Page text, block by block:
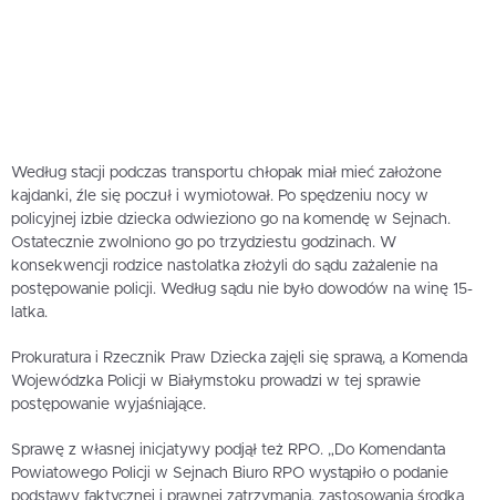
Według stacji podczas transportu chłopak miał mieć założone
kajdanki, źle się poczuł i wymiotował. Po spędzeniu nocy w
policyjnej izbie dziecka odwieziono go na komendę w Sejnach.
Ostatecznie zwolniono go po trzydziestu godzinach. W
konsekwencji rodzice nastolatka złożyli do sądu zażalenie na
postępowanie policji. Według sądu nie było dowodów na winę 15-
latka.
Prokuratura i Rzecznik Praw Dziecka zajęli się sprawą, a Komenda
Wojewódzka Policji w Białymstoku prowadzi w tej sprawie
postępowanie wyjaśniające.
Sprawę z własnej inicjatywy podjął też RPO. „Do Komendanta
Powiatowego Policji w Sejnach Biuro RPO wystąpiło o podanie
podstawy faktycznej i prawnej zatrzymania, zastosowania środka